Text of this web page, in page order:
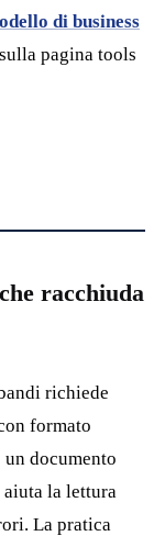
di business
pagina tools
racchiuda
richiede
formato
documento
aiuta la lettura
La pratica